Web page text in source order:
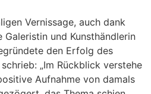
Vernissage, auch dank
und Kunsthändlerin
den Erfolg des
„Im Rückblick verstehe
Aufnahme von damals